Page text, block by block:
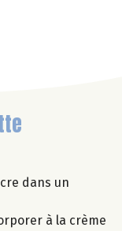
dans un
à la crème